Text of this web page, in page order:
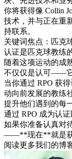
你将获得像 Collin
技术，并与正在重
持联系。
关键词焦点：匹克
认证是匹克球教练
随着这项运动的成
不仅仅是认可——
当你通过 RPO 获
动向前发展的教练
提升他们遇到的每
通过 RPO 成为认
如果你准备认真对
——**现在**就是获
阅读更多我们的博